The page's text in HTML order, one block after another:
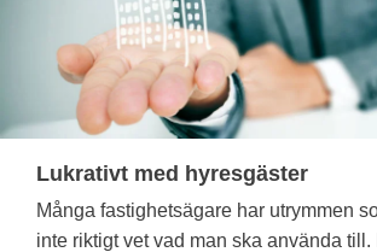
Lukrativt med hyresgäster
Många fastighetsägare har utrymmen
inte riktigt vet vad man ska använda till.